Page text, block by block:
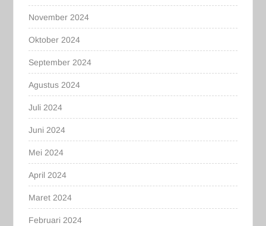
November 2024
Oktober 2024
September 2024
Agustus 2024
Juli 2024
Juni 2024
Mei 2024
April 2024
Maret 2024
Februari 2024